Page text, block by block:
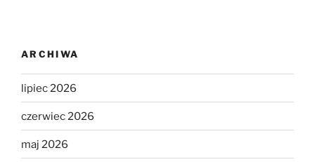
ARCHIWA
lipiec 2026
czerwiec 2026
maj 2026